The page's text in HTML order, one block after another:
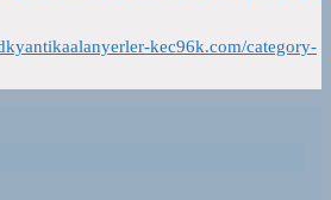
kec96k.com/category-